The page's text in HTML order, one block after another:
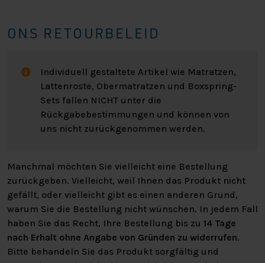
ONS RETOURBELEID
Individuell gestaltete Artikel wie Matratzen,
Lattenroste, Obermatratzen und Boxspring-
Sets fallen NICHT unter die
Rückgabebestimmungen und können von
uns nicht zurückgenommen werden.
Manchmal möchten Sie vielleicht eine Bestellung
zurückgeben. Vielleicht, weil Ihnen das Produkt nicht
gefällt, oder vielleicht gibt es einen anderen Grund,
warum Sie die Bestellung nicht wünschen. In jedem Fall
haben Sie das Recht, Ihre Bestellung bis zu 14 Tage
nach Erhalt ohne Angabe von Gründen zu widerrufen.
Bitte behandeln Sie das Produkt sorgfältig und